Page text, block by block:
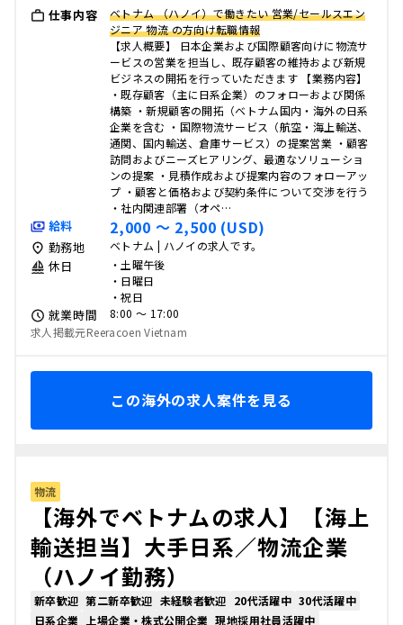
仕事内容
ベトナム （ハノイ）で働きたい 営業/セールスエン
ジニア 物流 の方向け転職情報
【求人概要】 日本企業および国際顧客向けに物流サ
ービスの営業を担当し、既存顧客の維持および新規
ビジネスの開拓を行っていただきます 【業務内容】
・既存顧客（主に日系企業）のフォローおよび関係
構築 ・新規顧客の開拓（ベトナム国内・海外の日系
企業を含む ・国際物流サービス（航空・海上輸送、
通関、国内輸送、倉庫サービス）の提案営業 ・顧客
訪問およびニーズヒアリング、最適なソリューショ
ンの提案 ・見積作成および提案内容のフォローアッ
プ ・顧客と価格および契約条件について交渉を行う
・社内関連部署（オペ…
給料 2,000 〜 2,500 (USD)
勤務地 ベトナム | ハノイの求人です。
休日
・土曜午後
・日曜日
・祝日
就業時間
8:00 〜 17:00
求人掲載元Reeracoen Vietnam
この海外の求人案件を見る
物流
【海外でベトナムの求人】【海上
輸送担当】大手日系／物流企業
（ハノイ勤務）
新卒歓迎 第二新卒歓迎 未経験者歓迎 20代活躍中 30代活躍中
日系企業
上場企業・株式公開企業 現地採用社員活躍中